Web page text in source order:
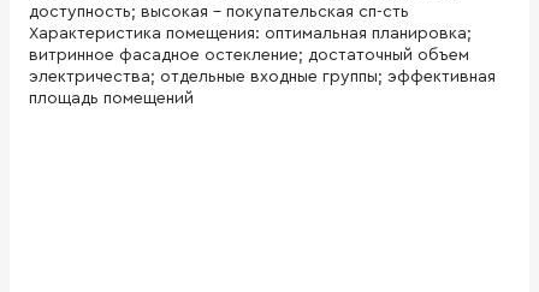
доступность; высокая – покупательская сп-сть
Характеристика помещения: оптимальная планировка;
витринное фасадное остекление; достаточный объем
электричества; отдельные входные группы; эффективная
площадь помещений